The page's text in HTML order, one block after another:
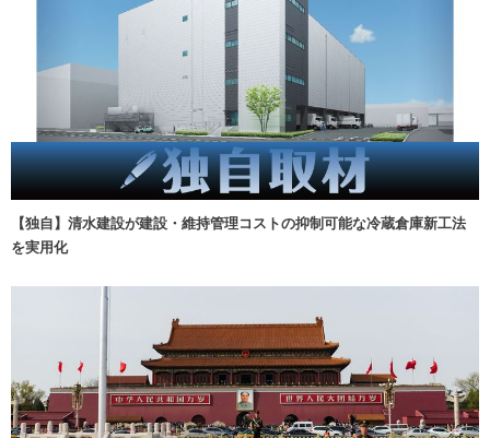
【独自】清水建設が建設・維持管理コストの抑制可能な冷蔵倉庫新工法
を実用化